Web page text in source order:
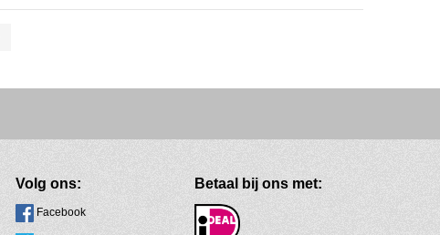
Volg ons:
Facebook
Betaal bij ons met: